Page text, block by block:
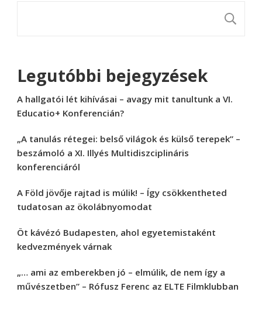
Legutóbbi bejegyzések
A hallgatói lét kihívásai – avagy mit tanultunk a VI.
Educatio+ Konferencián?
„A tanulás rétegei: belső világok és külső terepek” –
beszámoló a XI. Illyés Multidiszciplináris
konferenciáról
A Föld jövője rajtad is múlik! – Így csökkentheted
tudatosan az ökolábnyomodat
Öt kávézó Budapesten, ahol egyetemistaként
kedvezmények várnak
„… ami az emberekben jó – elmúlik, de nem így a
művészetben” – Rófusz Ferenc az ELTE Filmklubban